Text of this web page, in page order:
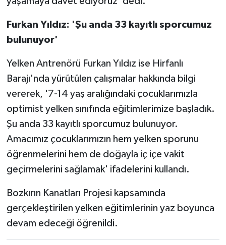
Furkan Yıldız: 'Şu anda 33 kayıtlı sporcumuz
bulunuyor'
Yelken Antrenörü Furkan Yıldız ise Hirfanlı
Barajı'nda yürütülen çalışmalar hakkında bilgi
vererek, '7-14 yaş aralığındaki çocuklarımızla
optimist yelken sınıfında eğitimlerimize başladık.
Şu anda 33 kayıtlı sporcumuz bulunuyor.
Amacımız çocuklarımızın hem yelken sporunu
öğrenmelerini hem de doğayla iç içe vakit
geçirmelerini sağlamak' ifadelerini kullandı.
Bozkırın Kanatları Projesi kapsamında
gerçekleştirilen yelken eğitimlerinin yaz boyunca
devam edeceği öğrenildi.